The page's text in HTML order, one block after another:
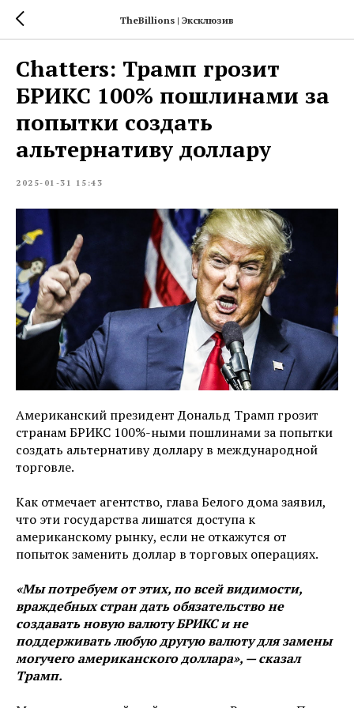
TheBillions | Эксклюзив
Chatters: Трамп грозит
БРИКС 100% пошлинами за
попытки создать
альтернативу доллару
2025-01-31 15:43
Американский президент Дональд Трамп грозит
странам БРИКС 100%-ными пошлинами за попытки
создать альтернативу доллару в международной
торговле.
Как отмечает агентство, глава Белого дома заявил,
что эти государства лишатся доступа к
американскому рынку, если не откажутся от
попыток заменить доллар в торговых операциях.
«Мы потребуем от этих, по всей видимости,
враждебных стран дать обязательство не
создавать новую валюту БРИКС и не
поддерживать любую другую валюту для замены
могучего американского доллара», — сказал
Трамп.